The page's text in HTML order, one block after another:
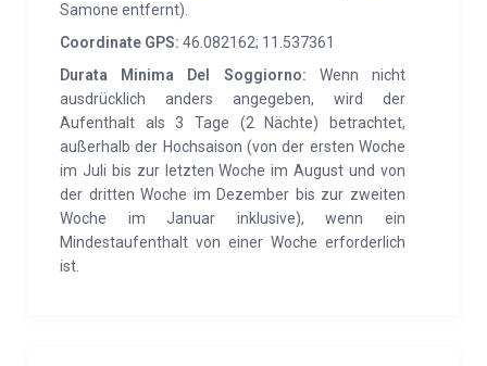
Samone entfernt).
Coordinate GPS: 46.082162; 11.537361
Durata Minima Del Soggiorno: Wenn nicht
ausdrücklich anders angegeben, wird der
Aufenthalt als 3 Tage (2 Nächte) betrachtet,
außerhalb der Hochsaison (von der ersten Woche
im Juli bis zur letzten Woche im August und von
der dritten Woche im Dezember bis zur zweiten
Woche im Januar inklusive), wenn ein
Mindestaufenthalt von einer Woche erforderlich
ist.